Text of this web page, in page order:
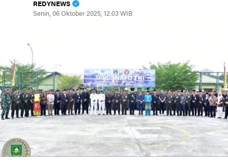
REDYNEWS
Senin, 06 Oktober 2025, 12:03 WIB